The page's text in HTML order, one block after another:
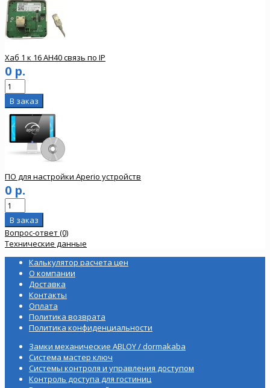
Хаб 1 к 16 AH40 связь по IP
0 р.
ПО для настройки Aperio устройств
0 р.
Вопрос-ответ (0)
Технические данные
Калькулятор расчета цен
О компании
Доставка
Контакты
Оплата
Политика возврата
Политика конфиденциальности
Замки механические ABLOY / dormakaba
Система мастер ключ
Системы контроля и управления доступом
Контроль доступа для гостиниц